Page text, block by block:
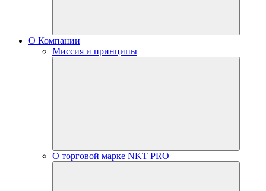
О Компании
Миссия и принципы
О торговой марке NKT PRO